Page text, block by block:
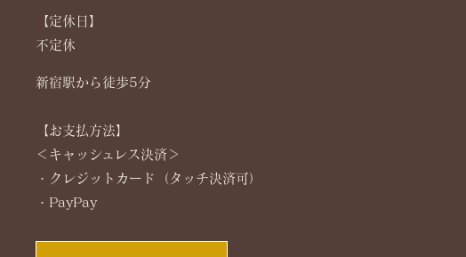
【定休日】
不定休
新宿駅から徒歩5分
【お支払方法】
＜キャッシュレス決済＞
・クレジットカード（タッチ決済可）
・PayPay